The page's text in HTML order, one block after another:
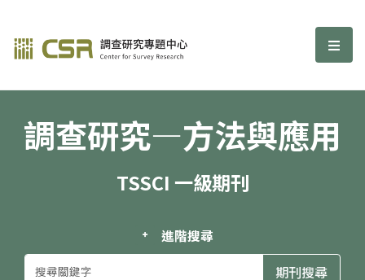
調查研究—方法與應用期刊 選
調查研究—方法與應用
TSSCI 一級期刊
進階搜尋